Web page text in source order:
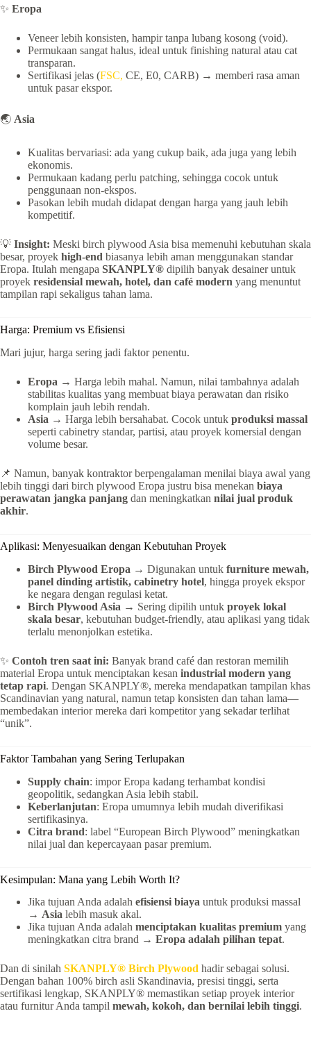
✨ Eropa
Veneer lebih konsisten, hampir tanpa lubang kosong (void).
Permukaan sangat halus, ideal untuk finishing natural atau cat
transparan.
Sertifikasi jelas (FSC, CE, E0, CARB) → memberi rasa aman
untuk pasar ekspor.
🌏 Asia
Kualitas bervariasi: ada yang cukup baik, ada juga yang lebih
ekonomis.
Permukaan kadang perlu patching, sehingga cocok untuk
penggunaan non-ekspos.
Pasokan lebih mudah didapat dengan harga yang jauh lebih
kompetitif.
💡 Insight: Meski birch plywood Asia bisa memenuhi kebutuhan skala
besar, proyek high-end biasanya lebih aman menggunakan standar
Eropa. Itulah mengapa SKANPLY® dipilih banyak desainer untuk
proyek residensial mewah, hotel, dan café modern yang menuntut
tampilan rapi sekaligus tahan lama.
Harga: Premium vs Efisiensi
Mari jujur, harga sering jadi faktor penentu.
Eropa → Harga lebih mahal. Namun, nilai tambahnya adalah
stabilitas kualitas yang membuat biaya perawatan dan risiko
komplain jauh lebih rendah.
Asia → Harga lebih bersahabat. Cocok untuk produksi massal
seperti cabinetry standar, partisi, atau proyek komersial dengan
volume besar.
📌 Namun, banyak kontraktor berpengalaman menilai biaya awal yang
lebih tinggi dari birch plywood Eropa justru bisa menekan biaya
perawatan jangka panjang dan meningkatkan nilai jual produk
akhir.
Aplikasi: Menyesuaikan dengan Kebutuhan Proyek
Birch Plywood Eropa → Digunakan untuk furniture mewah,
panel dinding artistik, cabinetry hotel, hingga proyek ekspor
ke negara dengan regulasi ketat.
Birch Plywood Asia → Sering dipilih untuk proyek lokal
skala besar, kebutuhan budget-friendly, atau aplikasi yang tidak
terlalu menonjolkan estetika.
✨ Contoh tren saat ini: Banyak brand café dan restoran memilih
material Eropa untuk menciptakan kesan industrial modern yang
tetap rapi. Dengan SKANPLY®, mereka mendapatkan tampilan khas
Scandinavian yang natural, namun tetap konsisten dan tahan lama—
membedakan interior mereka dari kompetitor yang sekadar terlihat
“unik”.
Faktor Tambahan yang Sering Terlupakan
Supply chain: impor Eropa kadang terhambat kondisi
geopolitik, sedangkan Asia lebih stabil.
Keberlanjutan: Eropa umumnya lebih mudah diverifikasi
sertifikasinya.
Citra brand: label “European Birch Plywood” meningkatkan
nilai jual dan kepercayaan pasar premium.
Kesimpulan: Mana yang Lebih Worth It?
Jika tujuan Anda adalah efisiensi biaya untuk produksi massal
→ Asia lebih masuk akal.
Jika tujuan Anda adalah menciptakan kualitas premium yang
meningkatkan citra brand → Eropa adalah pilihan tepat.
Dan di sinilah SKANPLY® Birch Plywood hadir sebagai solusi.
Dengan bahan 100% birch asli Skandinavia, presisi tinggi, serta
sertifikasi lengkap, SKANPLY® memastikan setiap proyek interior
atau furnitur Anda tampil mewah, kokoh, dan bernilai lebih tinggi.